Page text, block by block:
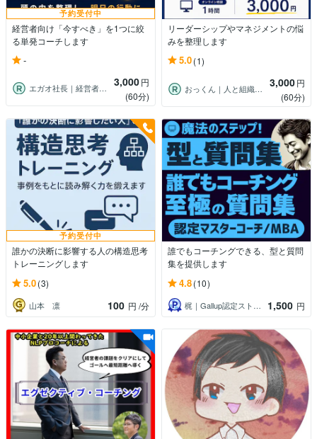
予約受付中
経営者向け「今すべき」を1つに絞
る単発コーチします
-
エガオ社長｜経営者が本音を話せる相談室 3,000円
(60分)
リーダーシップやマネジメントの悩
みを整理します
5.0(1)
おっくん｜人と組織の行動変容アドバイザー 3,000円
(60分)
予約受付中
誰かの決断に影響する人の構造思考
トレーニングします
5.0(3)
山本 凛 100 円 /分
誰でもコーチングできる、型と質問
集を提供します
4.8(10)
梶｜Gallup認定ストレングスコーチ 1,500 円